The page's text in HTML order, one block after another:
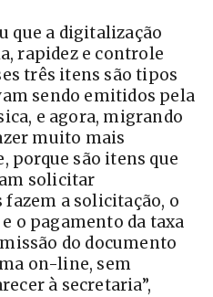
que a digitalização
rapidez e controle
três itens são tipos
sendo emitidos pela
e agora, migrando
muito mais
porque são itens que
solicitar
a solicitação, o
o pagamento da taxa
do documento
on-line, sem
à secretaria”,